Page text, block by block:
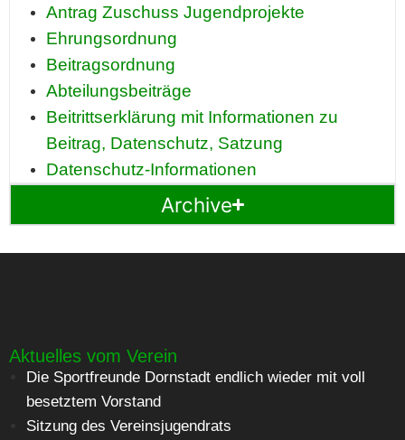
Antrag Zuschuss Jugendprojekte
Ehrungsordnung
Beitragsordnung
Abteilungsbeiträge
Beitrittserklärung mit Informationen zu
Beitrag, Datenschutz, Satzung
Datenschutz-Informationen
Archive
Aktuelles vom Verein
Die Sportfreunde Dornstadt endlich wieder mit voll
besetztem Vorstand
Sitzung des Vereinsjugendrats